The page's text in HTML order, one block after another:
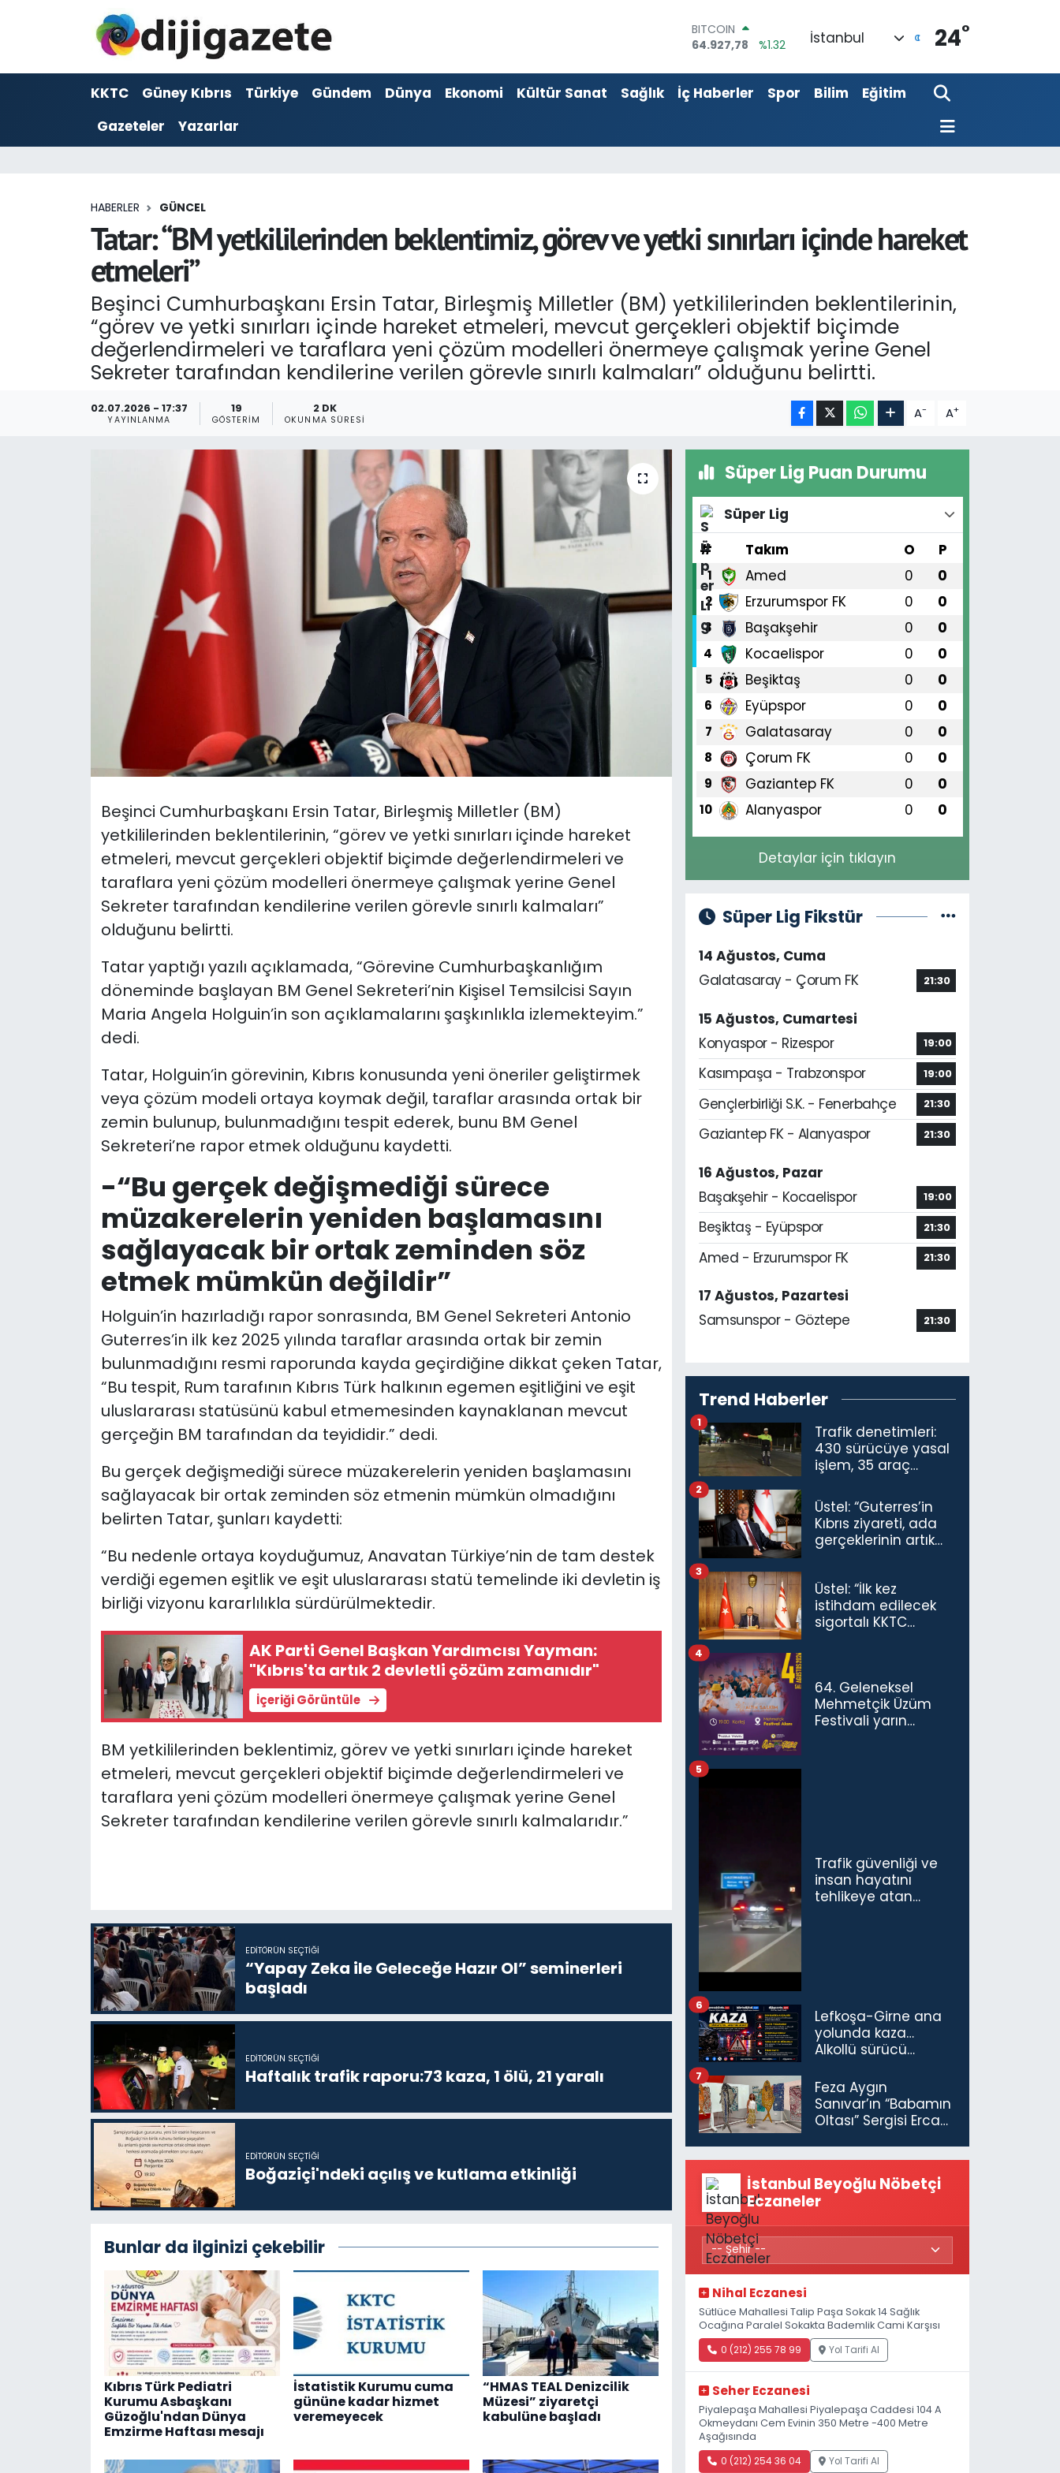
DOLAR
47,5894
%0.08
55,0398
%-0.02
STERLİN
İstanbul 24°
KKTC Güney Kıbrıs Türkiye Gündem Dünya Ekonomi Kültür Sanat Sağlık İç Haberler Spor Bilim
Eğitim
Gazeteler
Yazarlar
HABERLER GÜNCEL
Tatar: “BM yetkililerinden beklentimiz, görev ve yetki sınırları içinde hareket
etmeleri”
Beşinci Cumhurbaşkanı Ersin Tatar, Birleşmiş Milletler (BM) yetkililerinden beklentilerinin,
“görev ve yetki sınırları içinde hareket etmeleri, mevcut gerçekleri objektif biçimde
değerlendirmeleri ve taraflara yeni çözüm modelleri önermeye çalışmak yerine Genel
Sekreter tarafından kendilerine verilen görevle sınırlı kalmaları” olduğunu belirtti.
02.07.2026 - 17:37
YAYINLANMA
19
GÖSTERIM
2 DK
OKUNMA SÜRESI A- A+
Beşinci Cumhurbaşkanı Ersin Tatar, Birleşmiş Milletler (BM)
yetkililerinden beklentilerinin, “görev ve yetki sınırları içinde hareket
etmeleri, mevcut gerçekleri objektif biçimde değerlendirmeleri ve
taraflara yeni çözüm modelleri önermeye çalışmak yerine Genel
Sekreter tarafından kendilerine verilen görevle sınırlı kalmaları”
olduğunu belirtti.
Tatar yaptığı yazılı açıklamada, “Görevine Cumhurbaşkanlığım
döneminde başlayan BM Genel Sekreteri’nin Kişisel Temsilcisi Sayın
Maria Angela Holguin’in son açıklamalarını şaşkınlıkla izlemekteyim.”
dedi.
Tatar, Holguin’in görevinin, Kıbrıs konusunda yeni öneriler geliştirmek
veya çözüm modeli ortaya koymak değil, taraflar arasında ortak bir
zemin bulunup, bulunmadığını tespit ederek, bunu BM Genel
Sekreteri’ne rapor etmek olduğunu kaydetti.
-“Bu gerçek değişmediği sürece
müzakerelerin yeniden başlamasını
sağlayacak bir ortak zeminden söz
etmek mümkün değildir”
Holguin’in hazırladığı rapor sonrasında, BM Genel Sekreteri Antonio
Guterres’in ilk kez 2025 yılında taraflar arasında ortak bir zemin
bulunmadığını resmi raporunda kayda geçirdiğine dikkat çeken Tatar,
“Bu tespit, Rum tarafının Kıbrıs Türk halkının egemen eşitliğini ve eşit
uluslararası statüsünü kabul etmemesinden kaynaklanan mevcut
gerçeğin BM tarafından da teyididir.” dedi.
Bu gerçek değişmediği sürece müzakerelerin yeniden başlamasını
sağlayacak bir ortak zeminden söz etmenin mümkün olmadığını
belirten Tatar, şunları kaydetti:
“Bu nedenle ortaya koyduğumuz, Anavatan Türkiye’nin de tam destek
verdiği egemen eşitlik ve eşit uluslararası statü temelinde iki devletin iş
birliği vizyonu kararlılıkla sürdürülmektedir.
AK Parti Genel Başkan Yardımcısı Yayman:
"Kıbrıs'ta artık 2 devletli çözüm zamanıdır"
İçeriği Görüntüle
BM yetkililerinden beklentimiz, görev ve yetki sınırları içinde hareket
etmeleri, mevcut gerçekleri objektif biçimde değerlendirmeleri ve
taraflara yeni çözüm modelleri önermeye çalışmak yerine Genel
Sekreter tarafından kendilerine verilen görevle sınırlı kalmalarıdır.”
EDITÖRÜN SEÇTIĞI
“Yapay Zeka ile Geleceğe Hazır Ol” seminerleri
başladı
EDITÖRÜN SEÇTIĞI
Haftalık trafik raporu:73 kaza, 1 ölü, 21 yaralı
EDITÖRÜN SEÇTIĞI
Boğaziçi'ndeki açılış ve kutlama etkinliği
Bunlar da ilginizi çekebilir
Kıbrıs Türk Pediatri
Kurumu Asbaşkanı
Güzoğlu'ndan Dünya
Emzirme Haftası mesajı
İstatistik Kurumu cuma
gününe kadar hizmet
veremeyecek
“HMAS TEAL Denizcilik
Müzesi” ziyaretçi
kabulüne başladı
Süper Lig Puan Durumu
Süper Lig
#
Takım O P
1 Amed 0 0
2 Erzurumspor FK 0 0
3 Başakşehir 0 0
4 Kocaelispor 0 0
5 Beşiktaş 0 0
6 Eyüpspor 0 0
7 Galatasaray 0 0
8 Çorum FK 0 0
9 Gaziantep FK 0 0
10 Alanyaspor 0 0
Detaylar için tıklayın
Süper Lig Fikstür
14 Ağustos, Cuma
Galatasaray - Çorum FK
21:30
15 Ağustos, Cumartesi
Konyaspor - Rizespor
19:00
Kasımpaşa - Trabzonspor 19:00
Gençlerbirliği S.K. - Fenerbahçe 21:30
Gaziantep FK - Alanyaspor 21:30
16 Ağustos, Pazar
Başakşehir - Kocaelispor
19:00
Beşiktaş - Eyüpspor 21:30
Amed - Erzurumspor FK 21:30
17 Ağustos, Pazartesi
Samsunspor - Göztepe
21:30
Trend Haberler
Trafik denetimleri:
430 sürücüye yasal
işlem, 35 araç
1
Üstel: “Guterres’in
Kıbrıs ziyareti, ada
gerçeklerinin artık
göstermiştir”
2
Üstel: “İlk kez
istihdam edilecek
sigortalı KKTC
3
64. Geleneksel
Mehmetçik Üzüm
Festivali yarın
4
Trafik güvenliği ve
insan hayatını
tehlikeye atan
5
Lefkoşa-Girne ana
yolunda kaza…
Alkollü sürücü
6
Feza Aygın
Sanıvar’ın “Babamın
Oltası” Sergisi Ercan
7
İstanbul Beyoğlu Nöbetçi
Eczaneler
Nihal Eczanesi
Sütlüce Mahallesi Talip Paşa Sokak 14 Sağlık
Ocağına Paralel Sokakta Bademlik Cami Karşısı
0 (212) 255 78 99 Yol Tarifi Al
Seher Eczanesi
Piyalepaşa Mahallesi Piyalepaşa Caddesi 104 A
Okmeydanı Cem Evinin 350 Metre -400 Metre
Aşağısında
0 (212) 254 36 04 Yol Tarifi Al
ADVERTORIAL
Dijigazete
Foto Galeri
Güncel
Gündem
KKTC YEREL SEÇİM 2018
Nöbetçi Eczaneler
Otomobil Dünyası
Video Galeri
Yazarlar
Hava Durumu
Trafik Durumu
Son Dakika Haberleri
Haber Arşivi